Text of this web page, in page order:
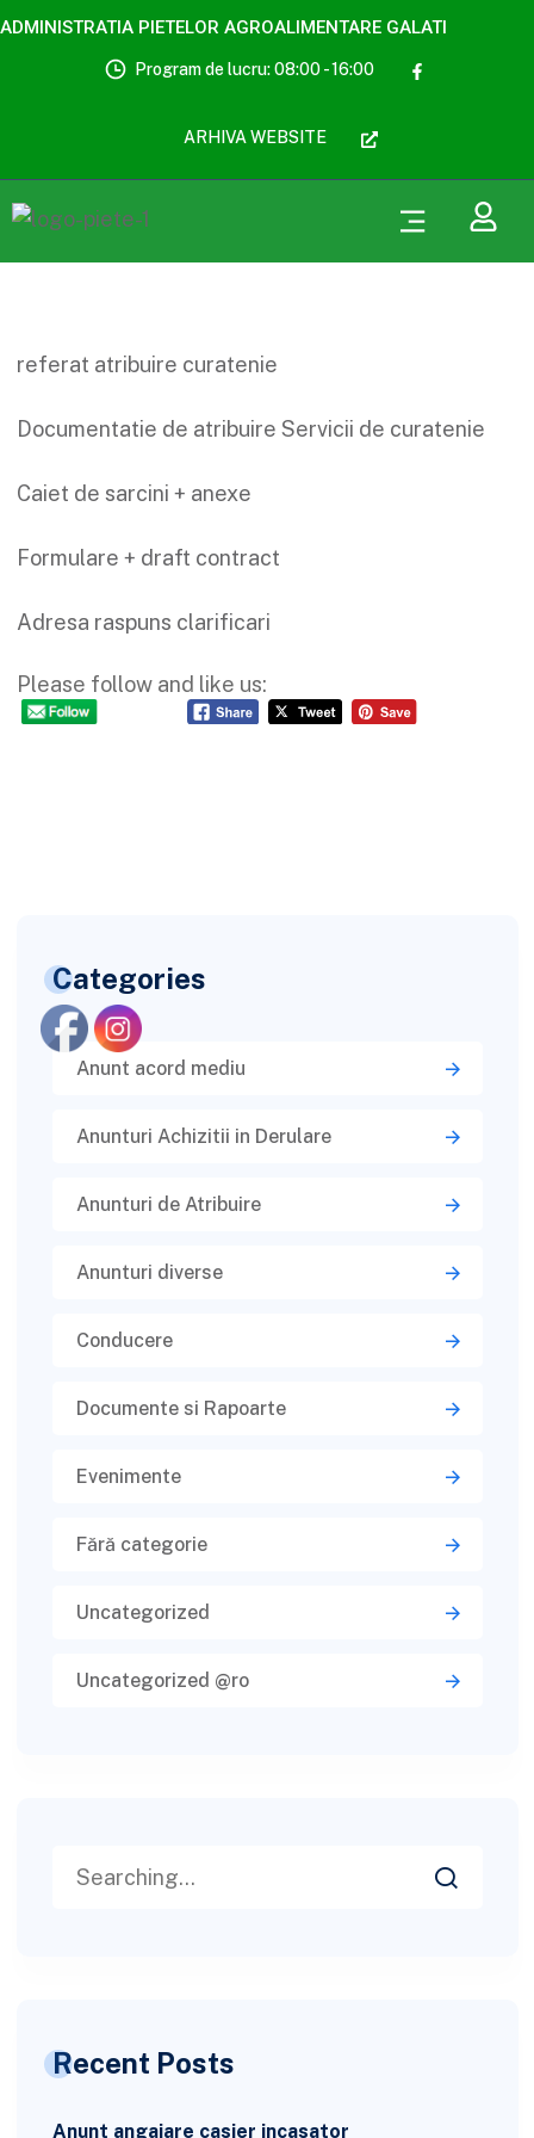
ADMINISTRATIA PIETELOR AGROALIMENTARE GALATI
Program de lucru: 08:00 - 16:00
ARHIVA WEBSITE
referat atribuire curatenie
Documentatie de atribuire Servicii de curatenie
Caiet de sarcini + anexe
Formulare + draft contract
Adresa raspuns clarificari
Please follow and like us:
Categories
Anunt acord mediu
Anunturi Achizitii in Derulare
Anunturi de Atribuire
Anunturi diverse
Conducere
Documente si Rapoarte
Evenimente
Fără categorie
Uncategorized
Uncategorized @ro
Recent Posts
Anunt angajare casier incasator